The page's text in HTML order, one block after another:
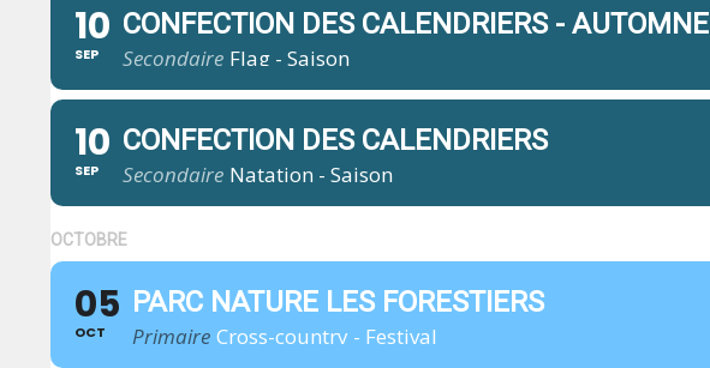
10
SEP
CONFECTION DES CALENDRIERS - AUTOMNE
Secondaire Flag - Saison
10
SEP
CONFECTION DES CALENDRIERS
Secondaire Natation - Saison
OCTOBRE
05
OCT
PARC NATURE LES FORESTIERS
Primaire Cross-country - Festival